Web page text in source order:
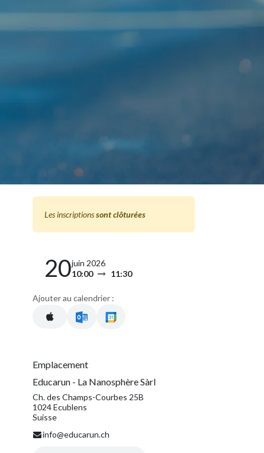
Les inscriptionssont clôturées
20juin 2026
10:00
11:30
Ajouter au calendrier :
Emplacement
Educarun - La Nanosphère Sàrl
Ch. des Champs-Courbes 25B
1024 Ecublens
Suisse
info@educarun.ch